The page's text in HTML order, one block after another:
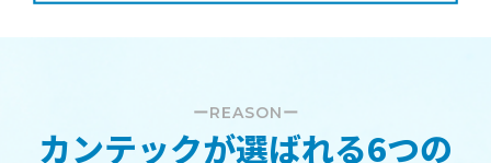
ーREASONー
カンテックが選ばれる6つの